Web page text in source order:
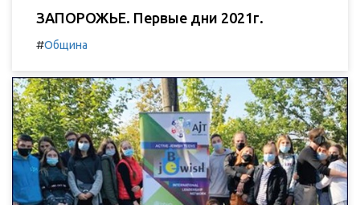
ЗАПОРОЖЬЕ. Первые дни 2021г.
#Община